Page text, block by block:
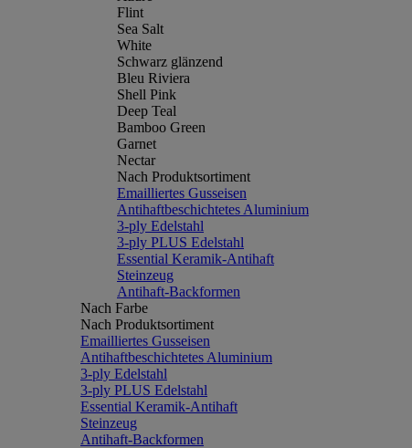
Flint
Sea Salt
White
Schwarz glänzend
Bleu Riviera
Shell Pink
Deep Teal
Bamboo Green
Garnet
Nectar
Nach Produktsortiment
Emailliertes Gusseisen
Antihaftbeschichtetes Aluminium
3-ply Edelstahl
3-ply PLUS Edelstahl
Essential Keramik-Antihaft
Steinzeug
Antihaft-Backformen
Nach Farbe
Nach Produktsortiment
Emailliertes Gusseisen
Antihaftbeschichtetes Aluminium
3-ply Edelstahl
3-ply PLUS Edelstahl
Essential Keramik-Antihaft
Steinzeug
Antihaft-Backformen